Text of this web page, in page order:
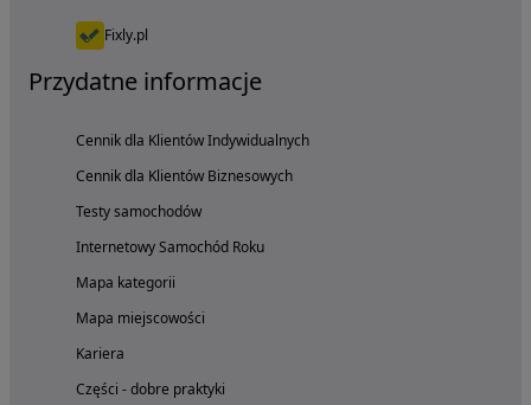
Fixly.pl
Przydatne informacje
Cennik dla Klientów Indywidualnych
Cennik dla Klientów Biznesowych
Testy samochodów
Internetowy Samochód Roku
Mapa kategorii
Mapa miejscowości
Kariera
Części - dobre praktyki